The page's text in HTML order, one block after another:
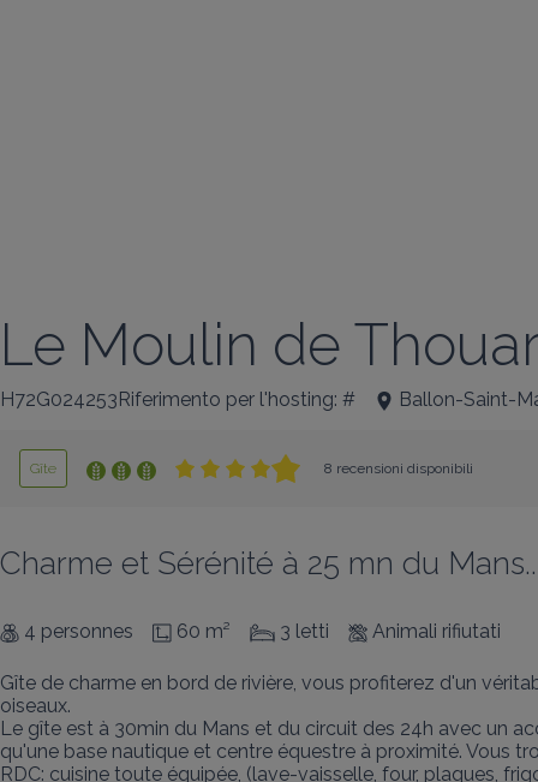
Le Moulin de
H72G024253Riferimento per l'hosting: # Ballon-Saint-
Gîte 8 recensioni disponibili
Charme et Sérénité à 25 mn du
4 personnes 60 m² 3 letti Animali rifiutati
Gîte de charme en bord de rivière, vous profiterez d'un
oiseaux.
Le gîte est à 30min du Mans et du circuit des 24h avec un
qu'une base nautique et centre équestre à proximité. Vous
RDC: cuisine toute équipée, (lave-vaisselle, four, plaques,